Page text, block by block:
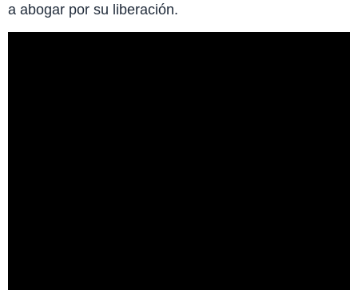
a abogar por su liberación.